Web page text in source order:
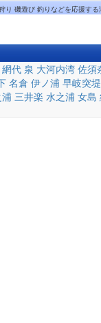
り 磯遊び 釣りなどを応援する
網代 泉 大河内湾 佐須
名倉 伊ノ浦 早岐突堤
三井楽 水之浦 女島